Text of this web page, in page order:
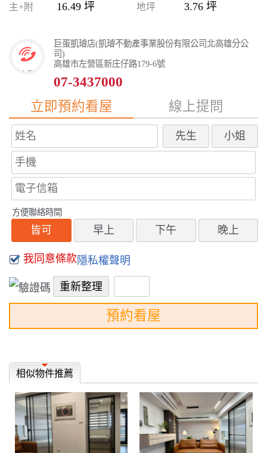
主+附 16.49 坪 地坪 3.76 坪
巨蛋凱璿店(凱璿不動產事業股份有限公司北高雄分公
司)
高雄市左營區新庄仔路179-6號
07-3437000
立即預約看屋
線上提問
先生 小姐
方便聯絡時間
皆可 早上 下午 晚上
我同意條款 隱私權聲明
預約看屋
相似物件推薦